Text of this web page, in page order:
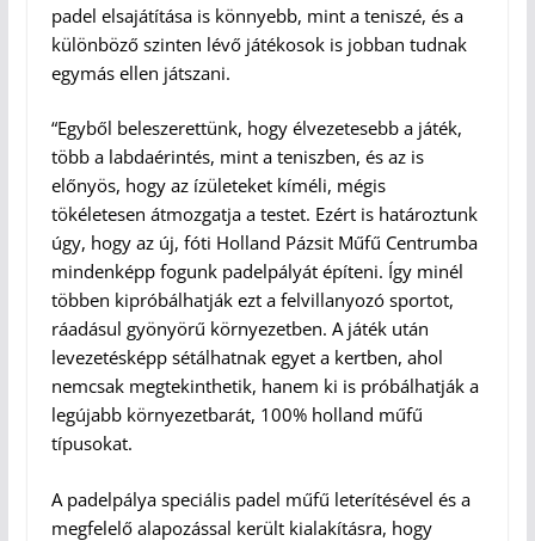
padel elsajátítása is könnyebb, mint a teniszé, és a
különböző szinten lévő játékosok is jobban tudnak
egymás ellen játszani.
“Egyből beleszerettünk, hogy élvezetesebb a játék,
több a labdaérintés, mint a teniszben, és az is
előnyös, hogy az ízületeket kíméli, mégis
tökéletesen átmozgatja a testet. Ezért is határoztunk
úgy, hogy az új, fóti Holland Pázsit Műfű Centrumba
mindenképp fogunk padelpályát építeni. Így minél
többen kipróbálhatják ezt a felvillanyozó sportot,
ráadásul gyönyörű környezetben. A játék után
levezetésképp sétálhatnak egyet a kertben, ahol
nemcsak megtekinthetik, hanem ki is próbálhatják a
legújabb környezetbarát, 100% holland műfű
típusokat.
A padelpálya speciális padel műfű leterítésével és a
megfelelő alapozással került kialakításra, hogy